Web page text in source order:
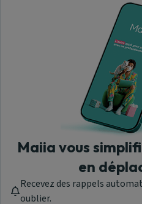
Trouver un
A propos de nous
Maiia - © 2026
Maiia vous
en
Recevez des rappels
oublier.